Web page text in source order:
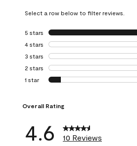
Select a row below to filter reviews.
5 stars stars
4 stars stars
3 stars stars
2 stars stars
1 star stars
Overall Rating
4.6 10 Reviews